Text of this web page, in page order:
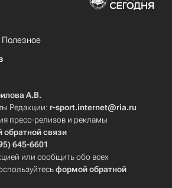
Полезное
А.В.
Редакции: r-sport.internet@ria.ru
пресс-релизов и рекламы
связи
645-6601
или сообщить обо всех
формой обратной